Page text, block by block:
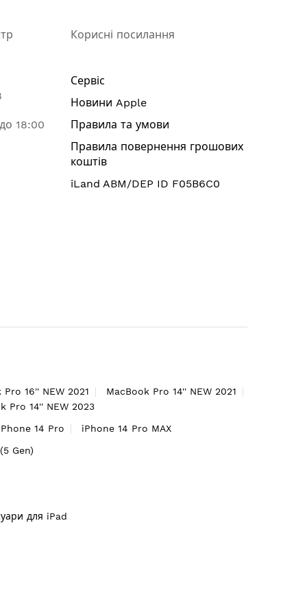
18:00
Корисні посилання
Сервіс
Новини Apple
Правила та умови
Правила повернення грошових
коштів
iLand ABM/DEP ID F05B6C0
Pro 16'' NEW 2021
MacBook Pro 14'' NEW 2021
Pro 14'' NEW 2023
14 Pro
iPhone 14 Pro MAX
Gen)
для iPad